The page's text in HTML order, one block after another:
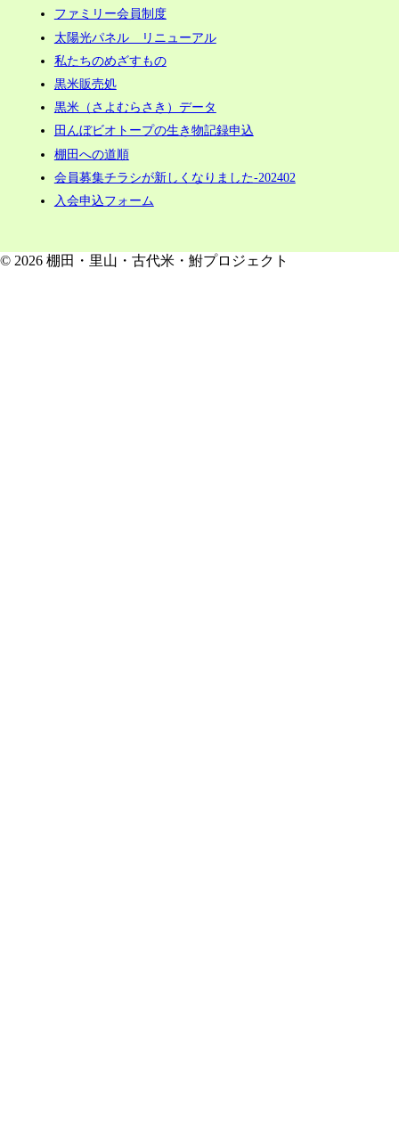
ファミリー会員制度
太陽光パネル リニューアル
私たちのめざすもの
黒米販売処
黒米（さよむらさき）データ
田んぼビオトープの生き物記録申込
棚田への道順
会員募集チラシが新しくなりました-202402
入会申込フォーム
© 2026 棚田・里山・古代米・鮒プロジェクト